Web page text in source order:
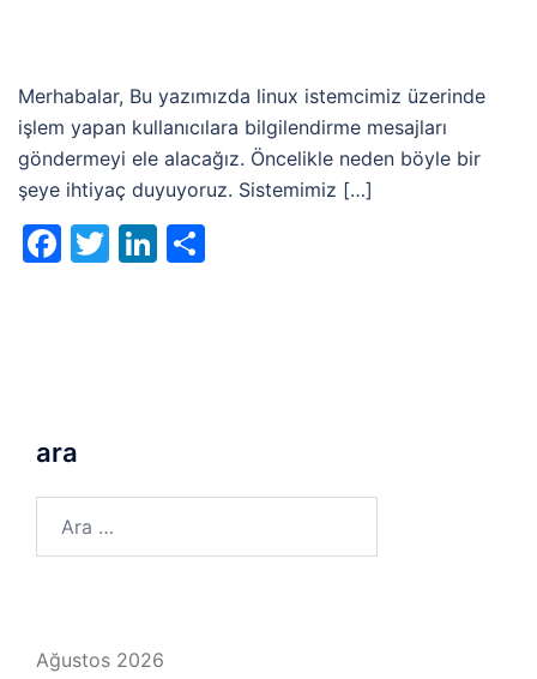
Merhabalar, Bu yazımızda linux istemcimiz üzerinde
işlem yapan kullanıcılara bilgilendirme mesajları
göndermeyi ele alacağız. Öncelikle neden böyle bir
şeye ihtiyaç duyuyoruz. Sistemimiz […]
Facebook
TwitterLinkedIn
ara
Ağustos 2026